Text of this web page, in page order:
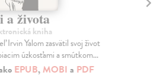
a života
kniha
Irvin Yalom zasvätil svoj život
úzkosťami a smútkom...
EPUB,MOBI a PDF